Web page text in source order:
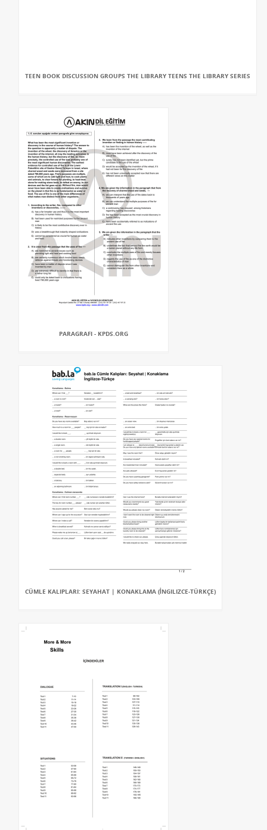
TEEN BOOK DISCUSSION GROUPS THE LIBRARY TEENS THE LIBRARY SERIES
PARAGRAFI - KPDS.ORG
CÜMLE KALIPLARI: SEYAHAT | KONAKLAMA (İNGILIZCE-TÜRKÇE)